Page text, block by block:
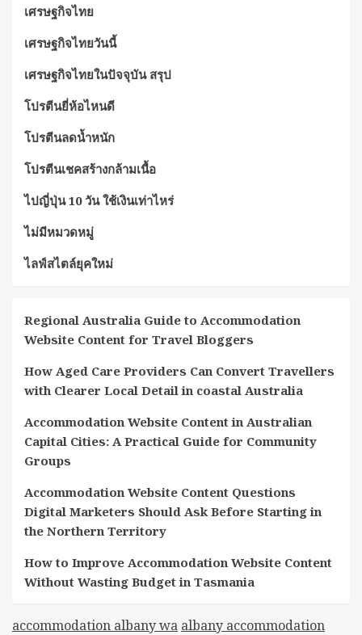
เศรษฐกิจไทย
เศรษฐกิจไทยวันนี้
เศรษฐกิจไทยในปัจจุบัน สรุป
โปรตีนยี่ห้อไหนดี
โปรตีนลดน้ำหนัก
โปรตีนเชคสร้างกล้ามเนื้อ
ไปญี่ปุ่น 10 วัน ใช้เงินเท่าไหร่
ไม่มีหมวดหมู่
ไลฟ์สไตล์ยุคใหม่
Regional Australia Guide to Accommodation
Website Content for Travel Bloggers
How Aged Care Providers Can Convert Travellers
with Clearer Local Detail in coastal Australia
Accommodation Website Content in Australian
Capital Cities: A Practical Guide for Community
Groups
Accommodation Website Content Questions
Digital Marketers Should Ask Before Starting in
the Northern Territory
How to Improve Accommodation Website Content
Without Wasting Budget in Tasmania
accommodation albany wa albany accommodation